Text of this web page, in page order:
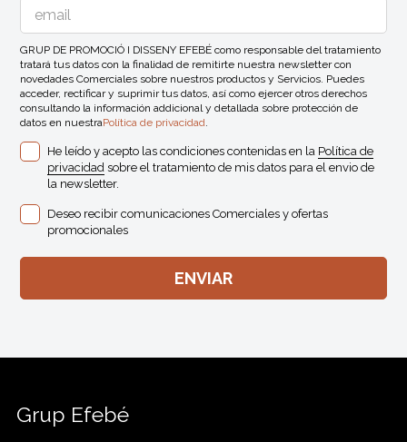
GRUP DE PROMOCIÓ I DISSENY EFEBÉ como responsable del tratamiento
tratará tus datos con la finalidad de remitirte nuestra newsletter con
novedades Comerciales sobre nuestros productos y Servicios. Puedes
acceder, rectificar y suprimir tus datos, así como ejercer otros derechos
consultando la información addicional y detallada sobre protección de
datos en nuestraPolítica de privacidad.
He leído y acepto las condiciones contenidas en la Política de
privacidad sobre el tratamiento de mis datos para el envio de
la newsletter.
Deseo recibir comunicaciones Comerciales y ofertas
promocionales
Grup Efebé